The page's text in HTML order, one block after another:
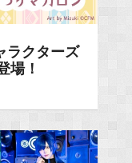
ラクターズ
場！